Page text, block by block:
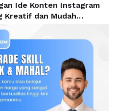
Ide Konten Instagram
Kreatif dan Mudah